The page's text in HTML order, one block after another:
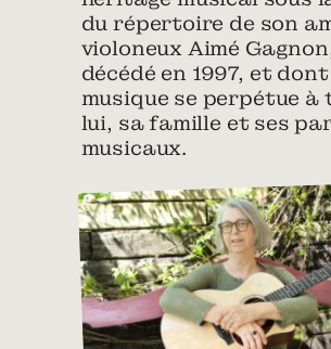
du répertoire de son
violoneux Aimé
décédé en 1997, et
musique se perpétue à
lui, sa famille et ses
musicaux.